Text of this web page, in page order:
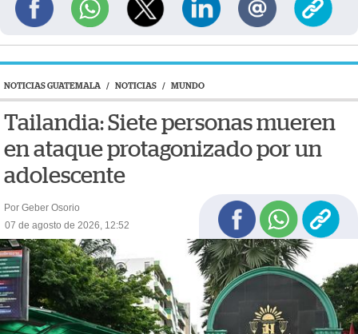
NOTICIAS GUATEMALA / NOTICIAS / MUNDO
Tailandia: Siete personas mueren
en ataque protagonizado por un
adolescente
Por Geber Osorio
07 de agosto de 2026, 12:52